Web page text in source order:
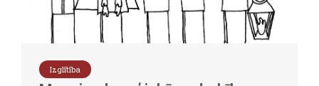
Izglītība